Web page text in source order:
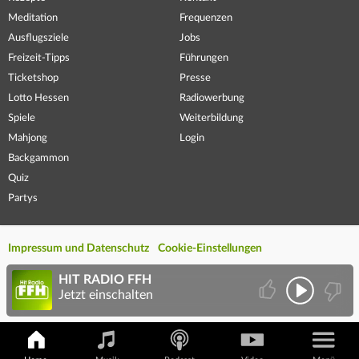
Meditation
Ausflugsziele
Freizeit-Tipps
Ticketshop
Lotto Hessen
Spiele
Mahjong
Backgammon
Quiz
Partys
Frequenzen
Jobs
Führungen
Presse
Radiowerbung
Weiterbildung
Login
Impressum und Datenschutz Cookie-Einstellungen
HIT RADIO FFH
Jetzt einschalten